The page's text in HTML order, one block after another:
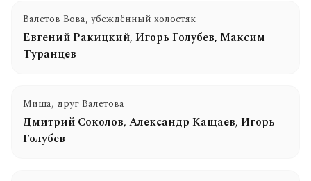
Валетов Вова, убеждённый холостяк
Евгений Ракицкий, Игорь Голубев, Максим
Туранцев
Миша, друг Валетова
Дмитрий Соколов, Александр Кащаев, Игорь
Голубев